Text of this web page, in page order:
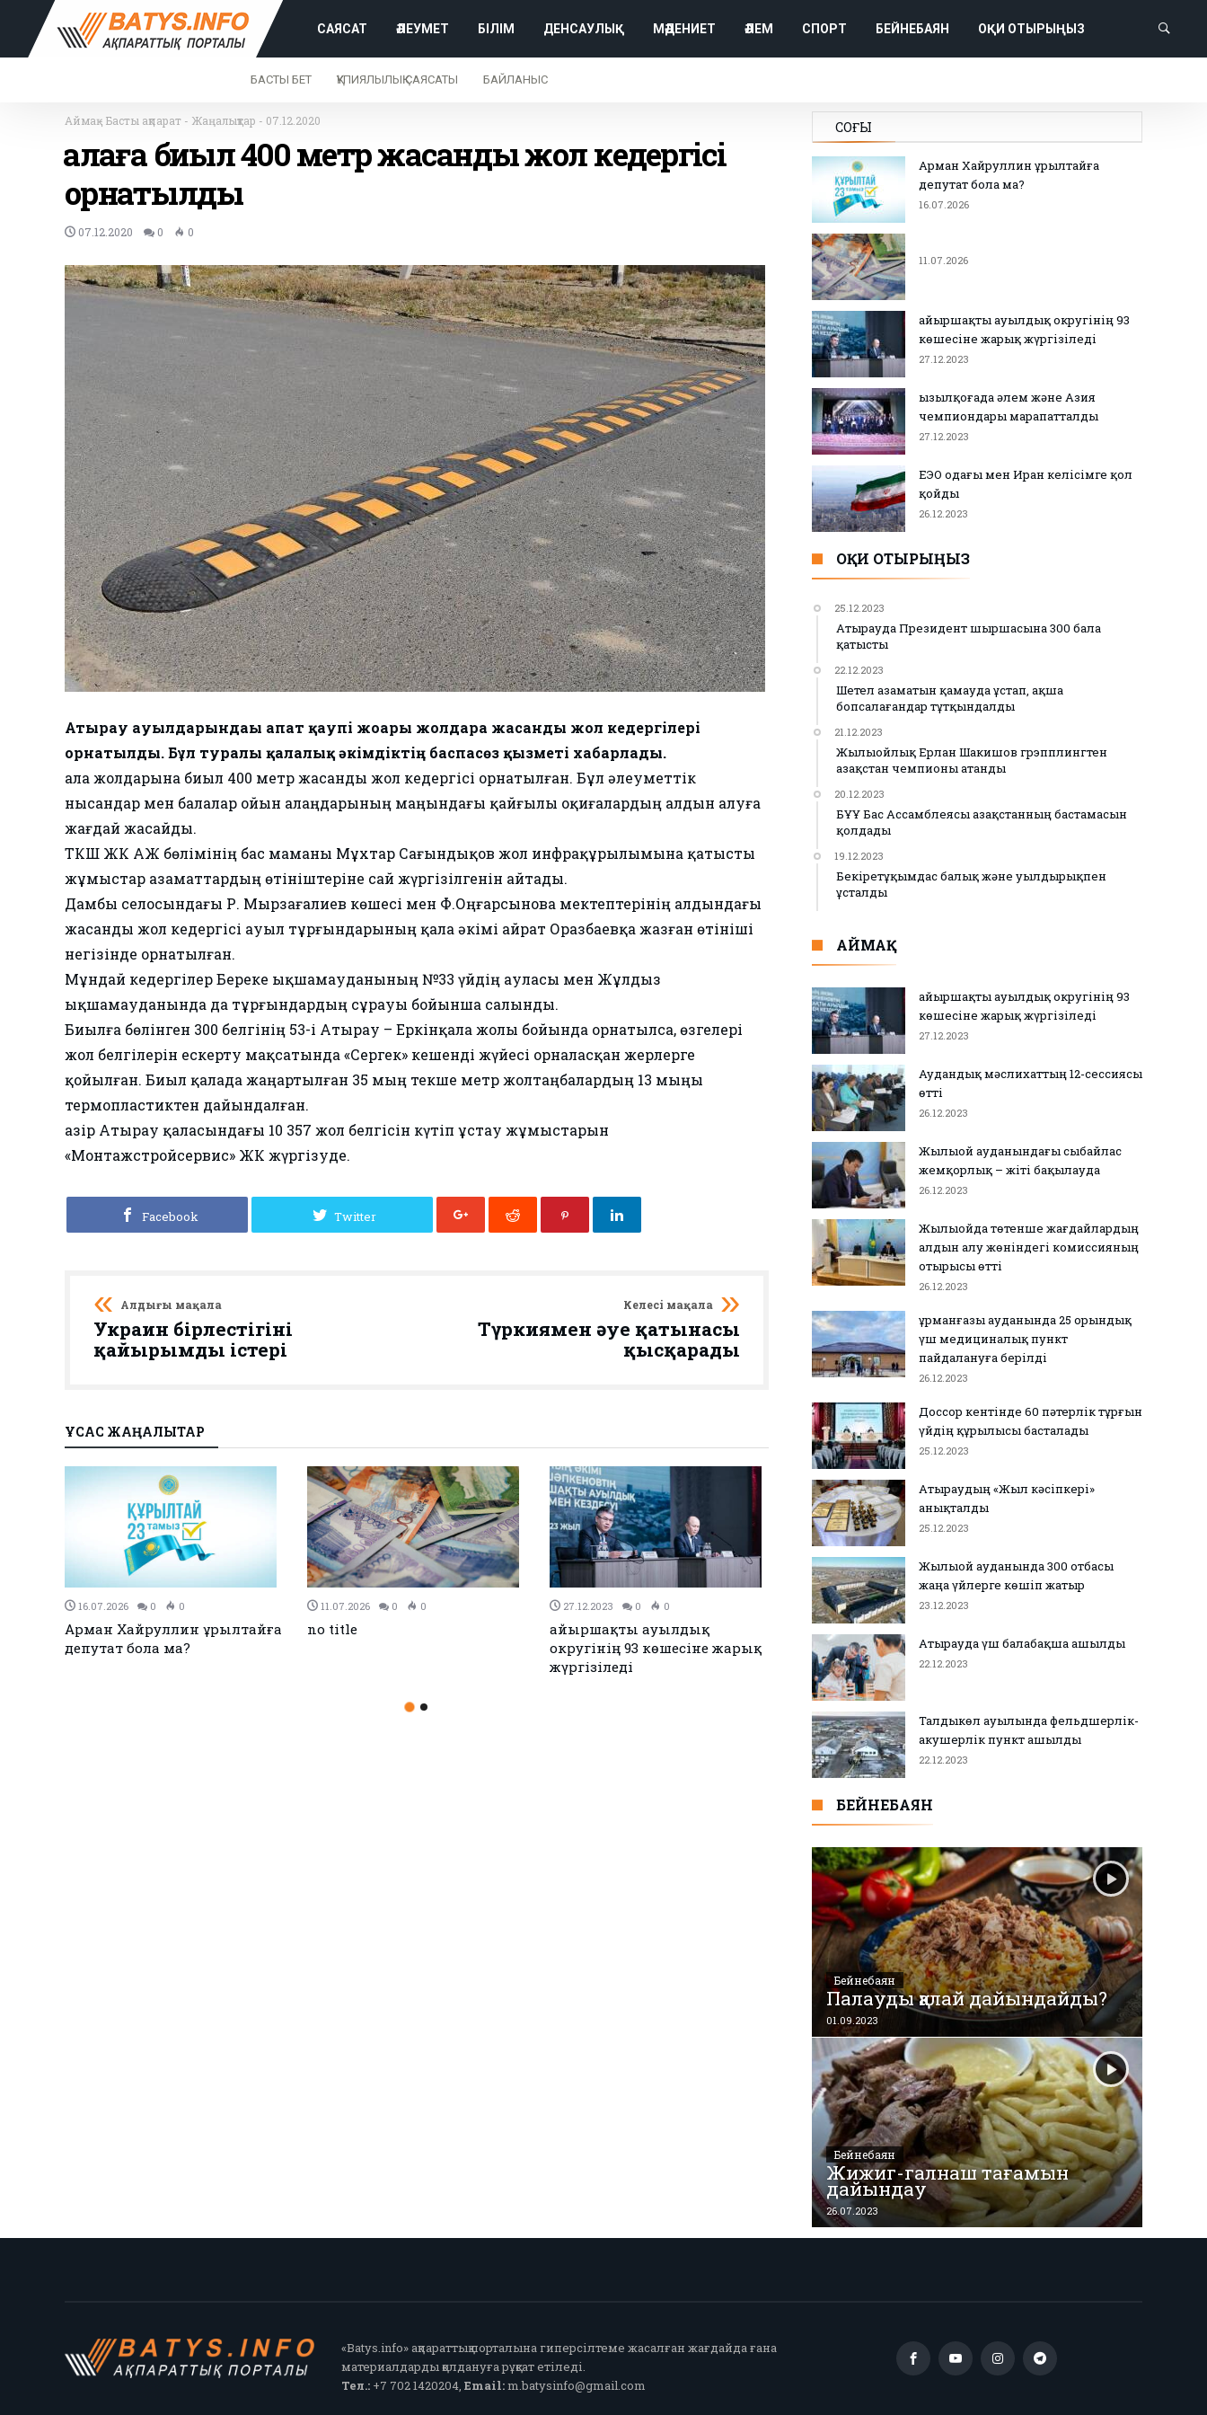
САЯСАТ ӘЛЕУМЕТ БІЛІМ ДЕНСАУЛЫҚ МӘДЕНИЕТ ӘЛЕМ СПОРТ БЕЙНЕБАЯН ОҚИ ОТЫРЫҢЫЗ
БАСТЫ БЕТ ҚҰПИЯЛЫЛЫҚ САЯСАТЫ БАЙЛАНЫС
Аймақ- Басты ақпарат - Жаңалықтар - 07.12.2020
Қалаға биыл 400 метр жасанды жол кедергісі
орнатылды
07.12.2020 0 0
Атырау ауылдарындағы апат қаупі жоғары жолдарға жасанды жол кедергілері
орнатылды. Бұл туралы қалалық әкімдіктің баспасөз қызметі хабарлады.
Қала жолдарына биыл 400 метр жасанды жол кедергісі орнатылған. Бұл әлеуметтік
нысандар мен балалар ойын алаңдарының маңындағы қайғылы оқиғалардың алдын алуға
жағдай жасайды.
ТКШ ЖК АЖ бөлімінің бас маманы Мұхтар Сағындықов жол инфрақұрылымына қатысты
жұмыстар азаматтардың өтініштеріне сай жүргізілгенін айтады.
Дамбы селосындағы Р. Мырзағалиев көшесі мен Ф.Оңғарсынова мектептерінің алдындағы
жасанды жол кедергісі ауыл тұрғындарының қала әкімі Қайрат Оразбаевқа жазған өтініші
негізінде орнатылған.
Мұндай кедергілер Береке ықшамауданының №33 үйдің ауласы мен Жұлдыз
ықшамауданында да тұрғындардың сұрауы бойынша салынды.
Биылға бөлінген 300 белгінің 53-і Атырау – Еркінқала жолы бойында орнатылса, өзгелері
жол белгілерін ескерту мақсатында «Сергек» кешенді жүйесі орналасқан жерлерге
қойылған. Биыл қалада жаңартылған 35 мың текше метр жолтаңбалардың 13 мыңы
термопластиктен дайындалған.
Қазір Атырау қаласындағы 10 357 жол белгісін күтіп ұстау жұмыстарын
«Монтажстройсервис» ЖК жүргізуде.
Facebook Twitter
Алдыңғы мақала
Украин бірлестігінің
қайырымды істері
Келесі мақала
Түркиямен әуе қатынасы
қысқарады
ҰҚСАС ЖАҢАЛЫҚТАР
27.12.2023 0 0
Қызылқоғада әлем және Азия
чемпиондары марапатталды
26.12.2023 0 0
ЕЭО одағы мен Иран келісімге
26.12.2023 0 0
Аудандық мәслихаттың 12-
сессиясы өтті
СОҢҒЫ
Арман Хайруллин Құрылтайға
депутат бола ма?
16.07.2026
11.07.2026
Қайыршақты ауылдық округінің 93
көшесіне жарық жүргізіледі
27.12.2023
Қызылқоғада әлем және Азия
чемпиондары марапатталды
27.12.2023
ЕЭО одағы мен Иран келісімге қол
қойды
26.12.2023
ОҚИ ОТЫРЫҢЫЗ
25.12.2023
Атырауда Президент шыршасына 300 бала
қатысты
22.12.2023
Шетел азаматын қамауда ұстап, ақша
бопсалағандар тұтқындалды
21.12.2023
Жылыойлық Ерлан Шакишов грэпплингтен
Қазақстан чемпионы атанды
20.12.2023
БҰҰ Бас Ассамблеясы Қазақстанның бастамасын
қолдады
19.12.2023
Бекіретұқымдас балық және уылдырықпен
ұсталды
АЙМАҚ
Қайыршақты ауылдық округінің 93
көшесіне жарық жүргізіледі
27.12.2023
Аудандық мәслихаттың 12-сессиясы
өтті
26.12.2023
Жылыой ауданындағы сыбайлас
жемқорлық – жіті бақылауда
26.12.2023
Жылыойда төтенше жағдайлардың
алдын алу жөніндегі комиссияның
отырысы өтті
26.12.2023
Құрманғазы ауданында 25 орындық
үш медициналық пункт
пайдалануға берілді
26.12.2023
Доссор кентінде 60 пәтерлік тұрғын
үйдің құрылысы басталады
25.12.2023
Атыраудың «Жыл кәсіпкері»
анықталды
25.12.2023
Жылыой ауданында 300 отбасы
жаңа үйлерге көшіп жатыр
23.12.2023
Атырауда үш балабақша ашылды
22.12.2023
Талдыкөл ауылында фельдшерлік-
акушерлік пункт ашылды
22.12.2023
БЕЙНЕБАЯН
Бейнебаян
Палауды қалай дайындайды?
01.09.2023
Бейнебаян
Жижиг-галнаш тағамын
дайындау
26.07.2023
«Batys.info» ақпараттық порталына гиперсілтеме жасалған жағдайда ғана
материалдарды қолдануға рұқсат етіледі.
Тел.:+7 702 1420204, Email:m.batysinfo@gmail.com